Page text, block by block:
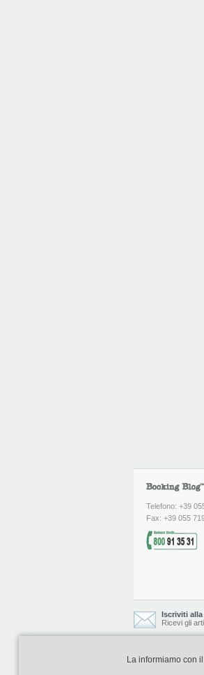
Telefono: +39
Fax: +39 055
Iscriviti
Ricevi gli
Booking Blog è
La informiamo con